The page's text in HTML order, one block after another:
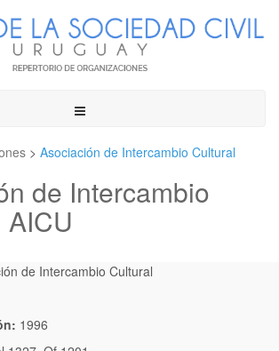
Toggle
> Asociación de Intercambio Cultural
de Intercambio
de Intercambio Cultural
1996